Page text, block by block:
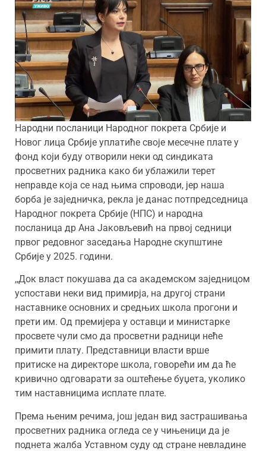
Народни посланици Народног покрета Србије и
Новог лица Србије уплатиће своје месечне плате у
фонд који буду отворили неки од синдиката
просветних радника како би ублажили терет
неправде која се над њима спроводи, јер наша
борба је заједничка, рекла је данас потпредседница
Народног покрета Србије (НПС) и народна
посланица др Ана Јаковљевић на првој седници
првог редовног заседања Народне скупштине
Србије у 2025. години.
,,Док власт покушава да са академском заједницом
успостави неки вид примирја, на другој страни
наставнике основних и средњих школа прогони и
прети им. Од премијера у оставци и министарке
просвете чули смо да просветни радници неће
примити плату. Представници власти врше
притиске на директоре школа, говорећи им да ће
кривично одговарати за оштећење буџета, уколико
тим наставницима исплате плате.
Према њеним речима, још један вид застрашивања
просветних радника огледа се у чињеници да је
поднета жалба Уставном суду од стране невладине